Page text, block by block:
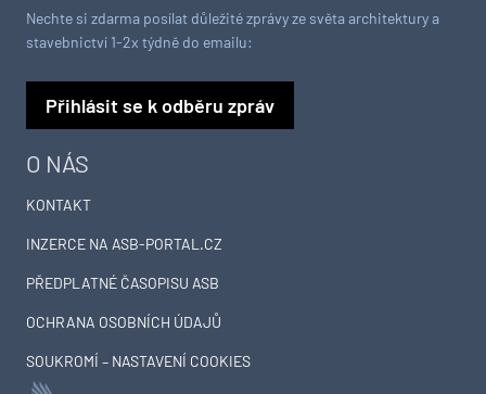
O NÁS
KONTAKT
INZERCE NA ASB-PORTAL.CZ
PŘEDPLATNÉ ČASOPISU ASB
OCHRANA OSOBNÍCH ÚDAJŮ
SOUKROMÍ – NASTAVENÍ COOKIES
Nechte si zdarma posílat důležité zprávy ze světa architektury a
stavebnictví 1-2x týdně do emailu:
Přihlásit se k odběru zpráv